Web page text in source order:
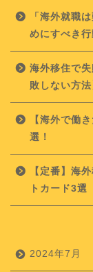
「海外就職
めにすべき行
海外移住で
敗しない方法
【海外で働
選！
【定番】海
トカード3選
2024年7月